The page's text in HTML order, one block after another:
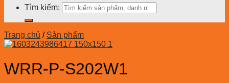
Tìm kiếm:
Trang chủ / Sản phẩm
WRR-P-S202W1